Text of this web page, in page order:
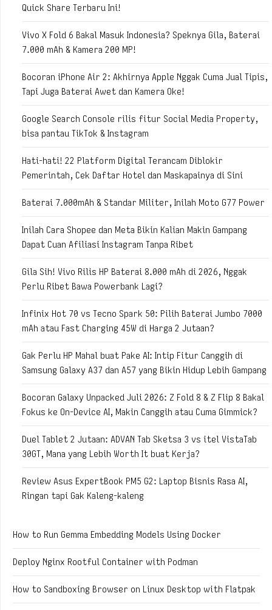
Quick Share Terbaru Ini!
Vivo X Fold 6 Bakal Masuk Indonesia? Speknya Gila, Baterai
7.000 mAh & Kamera 200 MP!
Bocoran iPhone Air 2: Akhirnya Apple Nggak Cuma Jual Tipis,
Tapi Juga Baterai Awet dan Kamera Oke!
Google Search Console rilis fitur Social Media Property,
bisa pantau TikTok & Instagram
Hati-hati! 22 Platform Digital Terancam Diblokir
Pemerintah, Cek Daftar Hotel dan Maskapainya di Sini
Baterai 7.000mAh & Standar Militer, Inilah Moto G77 Power
Inilah Cara Shopee dan Meta Bikin Kalian Makin Gampang
Dapat Cuan Afiliasi Instagram Tanpa Ribet
Gila Sih! Vivo Rilis HP Baterai 8.000 mAh di 2026, Nggak
Perlu Ribet Bawa Powerbank Lagi?
Infinix Hot 70 vs Tecno Spark 50: Pilih Baterai Jumbo 7000
mAh atau Fast Charging 45W di Harga 2 Jutaan?
Gak Perlu HP Mahal buat Pake AI: Intip Fitur Canggih di
Samsung Galaxy A37 dan A57 yang Bikin Hidup Lebih Gampang
Bocoran Galaxy Unpacked Juli 2026: Z Fold 8 & Z Flip 8 Bakal
Fokus ke On-Device AI, Makin Canggih atau Cuma Gimmick?
Duel Tablet 2 Jutaan: ADVAN Tab Sketsa 3 vs itel VistaTab
30GT, Mana yang Lebih Worth It buat Kerja?
Review Asus ExpertBook PM5 G2: Laptop Bisnis Rasa AI,
Ringan tapi Gak Kaleng-kaleng
How to Run Gemma Embedding Models Using Docker
Deploy Nginx Rootful Container with Podman
How to Sandboxing Browser on Linux Desktop with Flatpak